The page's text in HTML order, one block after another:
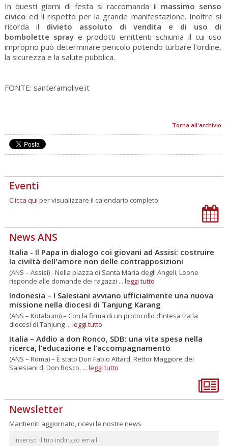
In questi giorni di festa si raccomanda il massimo senso
civicoed il rispetto per la grande manifestazione. Inoltre si
ricorda il divieto assoluto di vendita e di uso di
bombolette spray e prodotti emittenti schiuma il cui uso
improprio può determinare pericolo potendo turbare l'ordine,
la sicurezza e la salute pubblica.
FONTE: santeramolive.it
Torna all'archivio
Eventi
Clicca qui per visualizzare il calendario completo
News ANS
Italia - Il Papa in dialogo coi giovani ad Assisi: costruire
la civiltà dell'amore non delle contrapposizioni
(ANS – Assisi) - Nella piazza di Santa Maria degli Angeli, Leone
risponde alle domande dei ragazzi ... leggi tutto
Indonesia – I Salesiani avviano ufficialmente una nuova
missione nella diocesi di Tanjung Karang
(ANS – Kotabumi) – Con la firma di un protocollo d’intesa tra la
diocesi di Tanjung ... leggi tutto
Italia – Addio a don Ronco, SDB: una vita spesa nella
ricerca, l’educazione e l’accompagnamento
(ANS – Roma) – È stato Don Fabio Attard, Rettor Maggiore dei
Salesiani di Don Bosco, ... leggi tutto
Newsletter
Mantieniti aggiornato, ricevi le nostre news